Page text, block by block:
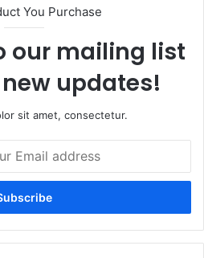
You Purchase
our mailing list
updates!
sit amet, consectetur.